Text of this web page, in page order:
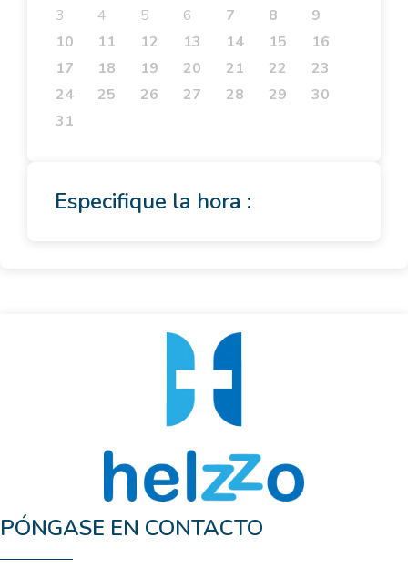
3
4 5 6 7 8
9
10
11 12 13 14 15
16
17
18 19 20 21 22
23
24
25 26 27 28 29
30
31
Especifique la hora :
PÓNGASE EN CONTACTO